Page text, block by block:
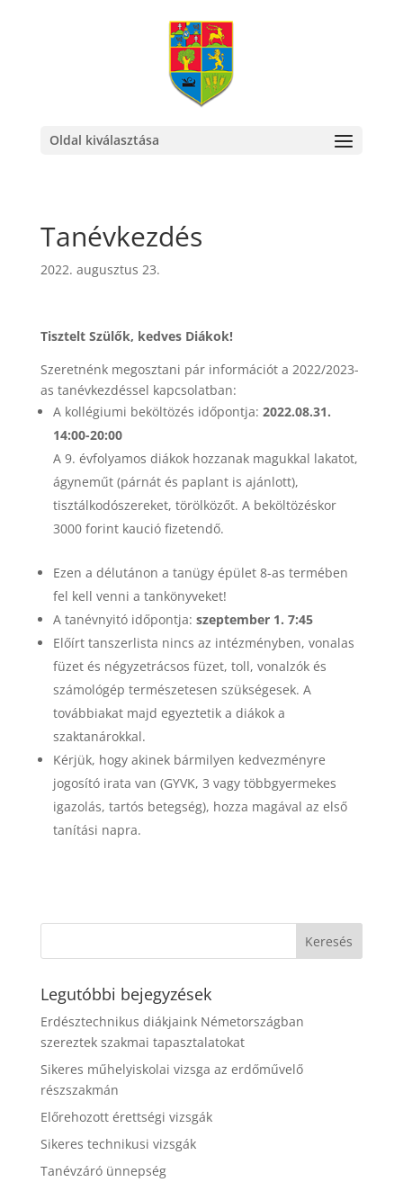
Oldal kiválasztása
Tanévkezdés
2022. augusztus 23.
Tisztelt Szülők, kedves Diákok!
Szeretnénk megosztani pár információt a 2022/2023-
as tanévkezdéssel kapcsolatban:
A kollégiumi beköltözés időpontja: 2022.08.31.
14:00-20:00
A 9. évfolyamos diákok hozzanak magukkal lakatot,
ágyneműt (párnát és paplant is ajánlott),
tisztálkodószereket, törölközőt. A beköltözéskor
3000 forint kaució fizetendő.
Ezen a délutánon a tanügy épület 8-as termében
fel kell venni a tankönyveket!
A tanévnyitó időpontja: szeptember 1. 7:45
Előírt tanszerlista nincs az intézményben, vonalas
füzet és négyzetrácsos füzet, toll, vonalzók és
számológép természetesen szükségesek. A
továbbiakat majd egyeztetik a diákok a
szaktanárokkal.
Kérjük, hogy akinek bármilyen kedvezményre
jogosító irata van (GYVK, 3 vagy többgyermekes
igazolás, tartós betegség), hozza magával az első
tanítási napra.
Legutóbbi bejegyzések
Erdésztechnikus diákjaink Németországban
szereztek szakmai tapasztalatokat
Sikeres műhelyiskolai vizsga az erdőművelő
részszakmán
Előrehozott érettségi vizsgák
Sikeres technikusi vizsgák
Tanévzáró ünnepség